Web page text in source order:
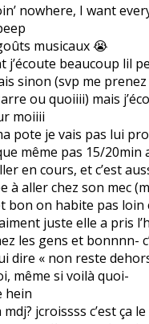
nowhere, I want
musicaux 😭
j’écoute beaucoup lil
sinon (svp me
ou quoiiii) mais
moiiii
pote je vais pas lui
même pas 15/20min
en cours, et c’est
à aller chez son mec
bon on habite pas
juste elle a pris
les gens et bonnnn-
dire « non reste
même si voilà quoi-
hein
jcroissss c’est ça